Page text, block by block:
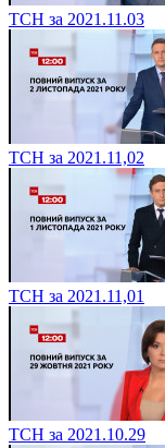
ТСН за 2021.11.03
ТСН за 2021.11,02
ТСН за 2021.11,01
ТСН за 2021.10.29